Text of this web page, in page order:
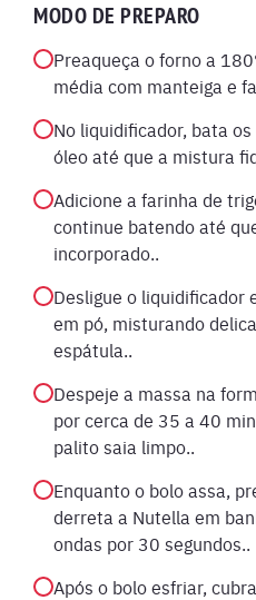
MODO DE PREPARO
Preaqueça o forno a
média com manteiga e
No liquidificador, bata
óleo até que a mistura
Adicione a farinha de
continue batendo até
incorporado..
Desligue o liquidificador
em pó, misturando
espátula..
Despeje a massa na
por cerca de 35 a 40
palito saia limpo..
Enquanto o bolo assa,
derreta a Nutella em
ondas por 30 segundos..
Após o bolo esfriar,